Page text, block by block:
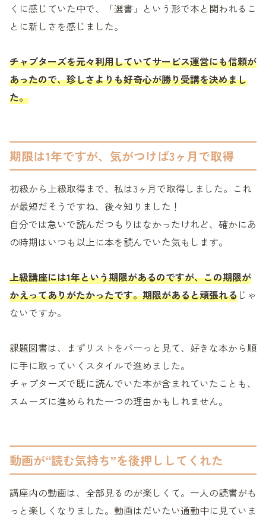
くに感じていた中で、「選書」という形で本と関われるこ
とに新しさを感じました。
チャプターズを元々利用していてサービス運営にも信頼が
あったので、珍しさよりも好奇心が勝り受講を決めまし
た。
期限は1年ですが、気がつけば3ヶ月で取得
初級から上級取得まで、私は3ヶ月で取得しました。これ
が最短だそうですね、後々知りました！
自分では急いで読んだつもりはなかったけれど、確かにあ
の時期はいつも以上に本を読んでいた気もします。
上級講座には1年という期限があるのですが、この期限が
かえってありがたかったです。期限があると頑張れるじゃ
ないですか。
課題図書は、まずリストをバーっと見て、好きな本から順
に手に取っていくスタイルで進めました。
チャプターズで既に読んでいた本が含まれていたことも、
スムーズに進められた一つの理由かもしれません。
動画が“読む気持ち”を後押ししてくれた
講座内の動画は、全部見るのが楽しくて。一人の読書がも
っと楽しくなりました。動画はだいたい通勤中に見ていま